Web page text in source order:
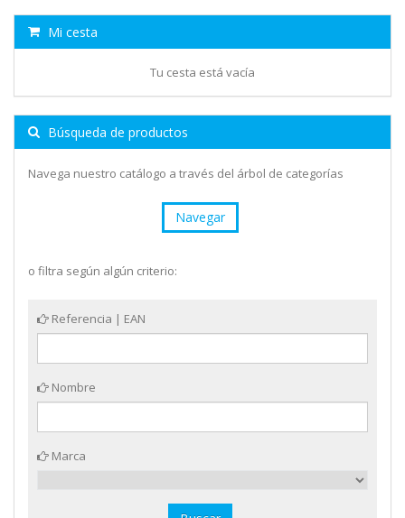
Mi cesta
Tu cesta está vacía
Búsqueda de productos
Navega nuestro catálogo a través del árbol de categorías
Navegar
o filtra según algún criterio:
Referencia | EAN
Nombre
Marca